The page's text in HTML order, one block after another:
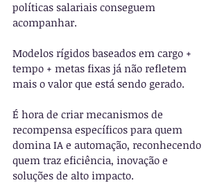
políticas salariais conseguem
acompanhar.
Modelos rígidos baseados em cargo +
tempo + metas fixas já não refletem
mais o valor que está sendo gerado.
É hora de criar mecanismos de
recompensa específicos para quem
domina IA e automação, reconhecendo
quem traz eficiência, inovação e
soluções de alto impacto.